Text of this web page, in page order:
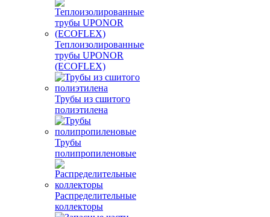
Теплоизолированные
трубы UPONOR
(ECOFLEX)
Трубы из сшитого
полиэтилена
Трубы
полипропиленовые
Распределительные
коллекторы